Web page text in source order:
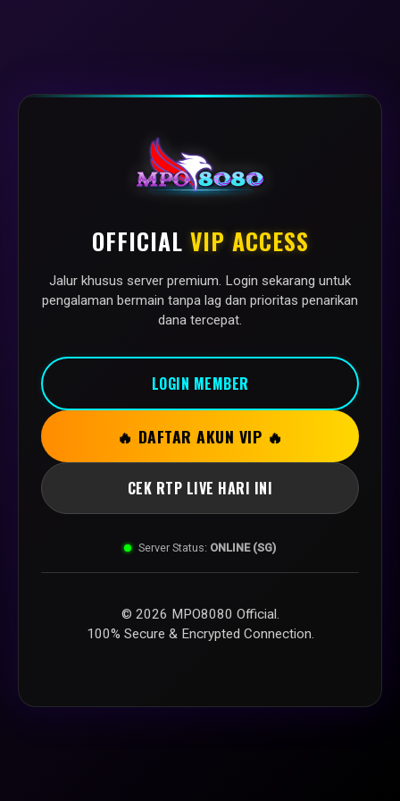
OFFICIAL VIP ACCESS
Jalur khusus server premium. Login sekarang untuk
pengalaman bermain tanpa lag dan prioritas penarikan
dana tercepat.
LOGIN MEMBER
🔥 DAFTAR AKUN VIP 🔥
CEK RTP LIVE HARI INI
Server Status: ONLINE (SG)
© 2026 MPO8080 Official.
100% Secure & Encrypted Connection.